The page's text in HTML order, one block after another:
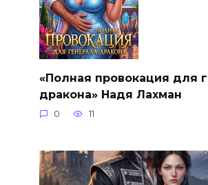
«Полная провокация для
дракона» Надя Лахман
0 11